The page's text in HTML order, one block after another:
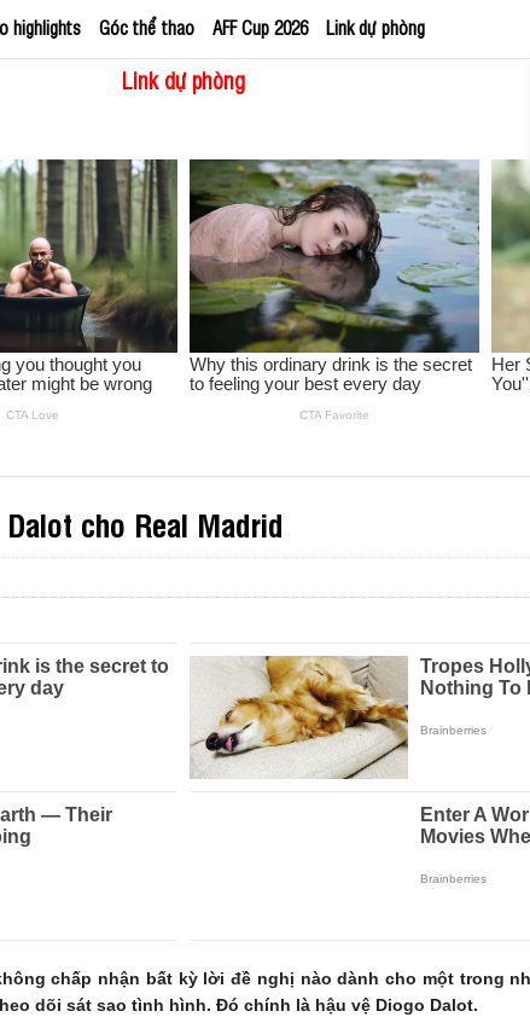
highlights Góc thể thao AFF Cup 2026 Link dự phòng
Link dự phòng
cho Real Madrid
chấp nhận bất kỳ lời đề nghị nào dành cho một trong
dõi sát sao tình hình. Đó chính là hậu vệ Diogo Dalot.